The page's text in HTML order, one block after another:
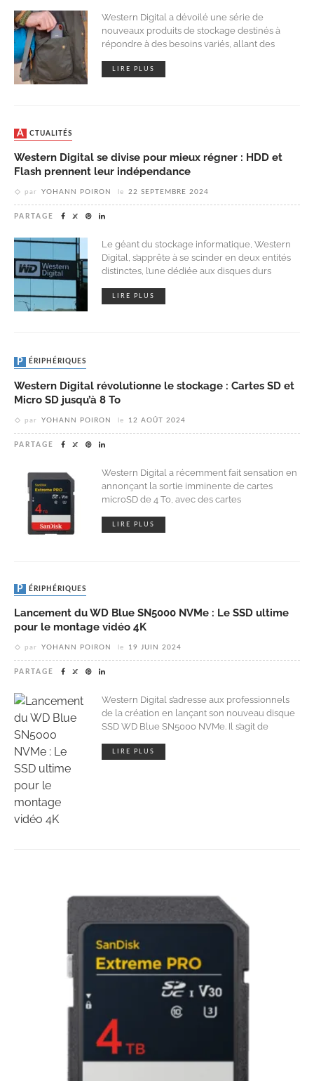
Western Digital a dévoilé une série de
nouveaux produits de stockage destinés à
répondre à des besoins variés, allant des
LIRE PLUS
ACTUALITÉS
Western Digital se divise pour mieux régner : HDD et
Flash prennent leur indépendance
par YOHANN POIRON le 22 SEPTEMBRE 2024
PARTAGE
Le géant du stockage informatique, Western
Digital, s’apprête à se scinder en deux entités
distinctes, l’une dédiée aux disques durs
LIRE PLUS
PÉRIPHÉRIQUES
Western Digital révolutionne le stockage : Cartes SD et
Micro SD jusqu’à 8 To
par YOHANN POIRON le 12 AOÛT 2024
PARTAGE
Western Digital a récemment fait sensation en
annonçant la sortie imminente de cartes
microSD de 4 To, avec des cartes
LIRE PLUS
PÉRIPHÉRIQUES
Lancement du WD Blue SN5000 NVMe : Le SSD ultime
pour le montage vidéo 4K
par YOHANN POIRON le 19 JUIN 2024
PARTAGE
Western Digital s’adresse aux professionnels
de la création en lançant son nouveau disque
SSD WD Blue SN5000 NVMe. Il s’agit de
LIRE PLUS